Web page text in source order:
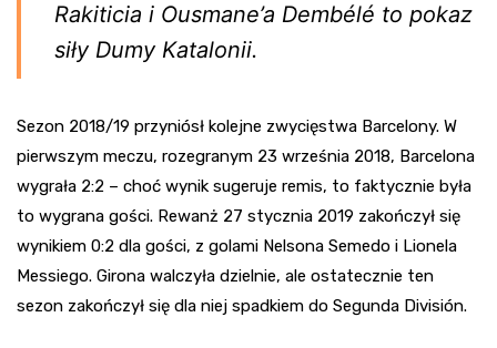
Rakiticia i Ousmane’a Dembélé to pokaz
siły Dumy Katalonii.
Sezon 2018/19 przyniósł kolejne zwycięstwa Barcelony. W
pierwszym meczu, rozegranym 23 września 2018, Barcelona
wygrała 2:2 – choć wynik sugeruje remis, to faktycznie była
to wygrana gości. Rewanż 27 stycznia 2019 zakończył się
wynikiem 0:2 dla gości, z golami Nelsona Semedo i Lionela
Messiego. Girona walczyła dzielnie, ale ostatecznie ten
sezon zakończył się dla niej spadkiem do Segunda División.